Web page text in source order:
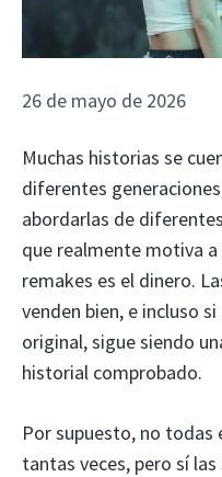
26 de mayo de 2026
Muchas historias se
diferentes
abordarlas de
que realmente motiva
remakes es el dinero.
venden bien, e incluso
original, sigue siendo
historial comprobado.
Por supuesto, no todas
tantas veces, pero sí